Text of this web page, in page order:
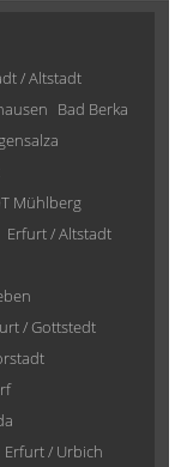
/ Altstadt
Bad Berka
Mühlberg
Erfurt / Altstadt
/ Gottstedt
Erfurt / Urbich